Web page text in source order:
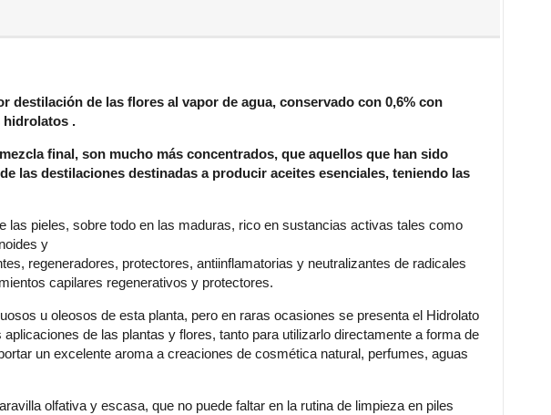
destilación de las flores al vapor de agua, conservado con 0,6% con
hidrolatos .
final, son mucho más concentrados, que aquellos que han sido
las destilaciones destinadas a producir aceites esenciales, teniendo las
las pieles, sobre todo en las maduras, rico en sustancias activas tales como
y
regeneradores, protectores, antiinflamatorias y neutralizantes de radicales
capilares regenerativos y protectores.
u oleosos de esta planta, pero en raras ocasiones se presenta el Hidrolato
de las plantas y flores, tanto para utilizarlo directamente a forma de
un excelente aroma a creaciones de cosmética natural, perfumes, aguas
olfativa y escasa, que no puede faltar en la rutina de limpieza en piles